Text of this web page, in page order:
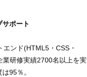
サポート
エンド(HTML5・CSS・
業研修実績2700名以上を実
95％。